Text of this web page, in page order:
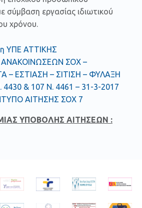
σύμβαση εργασίας ιδιωτικού
χρόνου.
ΥΠΕ ΑΤΤΙΚΗΣ
ΣΟΧ –
– ΕΣΤΙΑΣΗ – ΣΙΤΙΣΗ – ΦΥΛΑΞΗ
& 107 Ν. 4461 – 31-3-2017
ΑΙΤΗΣΗΣ ΣΟΧ 7
ΥΠΟΒΟΛΗΣ ΑΙΤΗΣΕΩΝ :